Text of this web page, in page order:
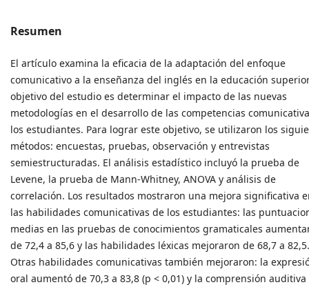
Resumen
El artículo examina la eficacia de la adaptación del enfoque
comunicativo a la enseñanza del inglés en la educación
objetivo del estudio es determinar el impacto de las nuevas
metodologías en el desarrollo de las competencias
los estudiantes. Para lograr este objetivo, se utilizaron los
métodos: encuestas, pruebas, observación y entrevistas
semiestructuradas. El análisis estadístico incluyó la prueba de
Levene, la prueba de Mann-Whitney, ANOVA y análisis de
correlación. Los resultados mostraron una mejora significativa
las habilidades comunicativas de los estudiantes: las
medias en las pruebas de conocimientos gramaticales
de 72,4 a 85,6 y las habilidades léxicas mejoraron de 68,7 a 82,5.
Otras habilidades comunicativas también mejoraron: la
oral aumentó de 70,3 a 83,8 (p < 0,01) y la comprensión auditiva